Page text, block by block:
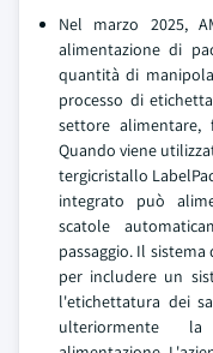
Nel marzo 2025,
alimentazione di
quantità di
processo di
settore
Quando viene
tergicristallo
integrato può
scatole
passaggio. Il
per includere un
l'etichettatura dei
ulteriormente